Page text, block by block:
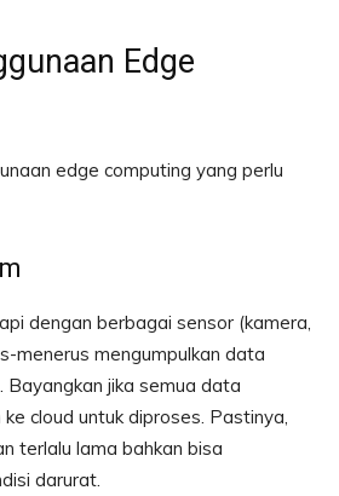
Edge
edge computing yang perlu
dengan berbagai sensor (kamera,
menerus mengumpulkan data
Bayangkan jika semua data
cloud untuk diproses. Pastinya,
terlalu lama bahkan bisa
darurat.